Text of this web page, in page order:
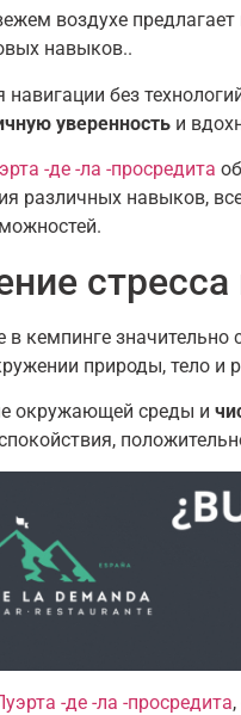
воздухе
навыков..
навигации без
уверенность и
-де -ла -просредита
различных навыков,
стресса
в кемпинге
природы, тело и
окружающей среды и
-де -ла -просредита